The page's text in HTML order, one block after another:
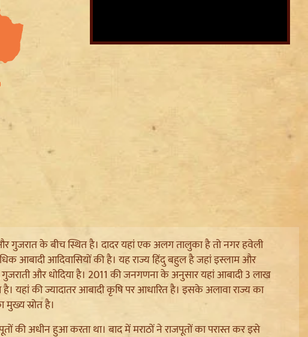
और गुजरात के बीच स्थित है। दादर यहां एक अलग तालुका है तो नगर हवेली
आबादी आदिवासियों की है। यह राज्य हिंदु बहुल है जहां इस्लाम और
और धोदिया है। 2011 की जनगणना के अनुसार यहां आबादी 3 लाख
है। यहां की ज्यादातर आबादी कृषि पर आधारित है। इसके अलावा राज्य का
स्रोत है।
की अधीन हुआ करता था। बाद में मराठों ने राजपूतों का परास्त कर इसे